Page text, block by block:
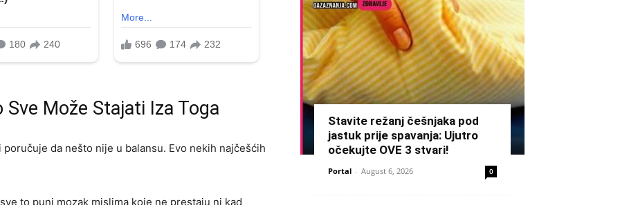
Može Stajati Iza Toga
da nešto nije u balansu. Evo nekih najčešćih
to puni mozak mislima koje ne prestaju ni kad
Stavite režanj češnjaka pod
jastuk prije spavanja: Ujutro
očekujte OVE 3 stvari!
Portal - August 6, 2026 0